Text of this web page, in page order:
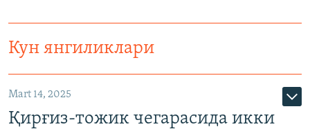
Кун янгиликлари
Mart 14, 2025
Қирғиз-тожик чегарасида икки